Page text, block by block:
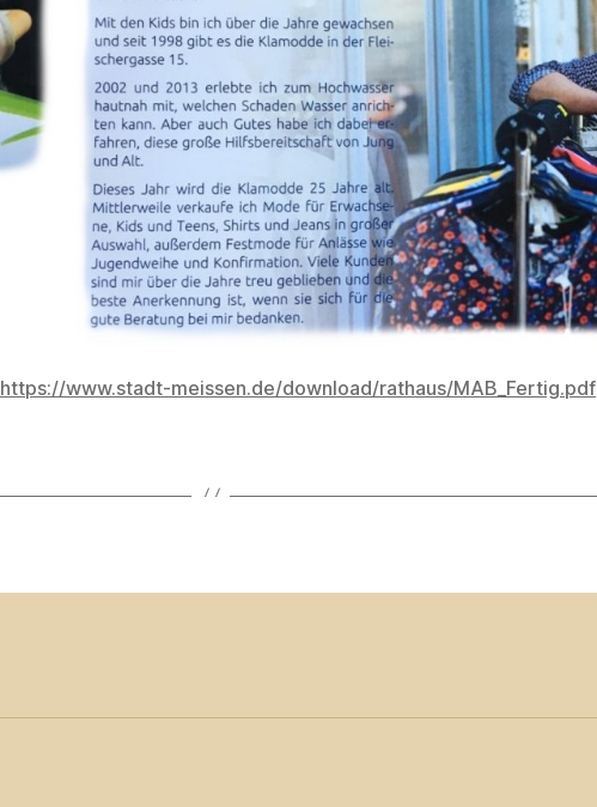
https://www.stadt-meissen.de/download/rathaus/MAB_Fertig.pdf